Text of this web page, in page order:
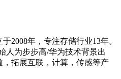
2008年，专注存储行业13年。
人为步步高/华为技术背景出
拓展互联，计算，传感等产